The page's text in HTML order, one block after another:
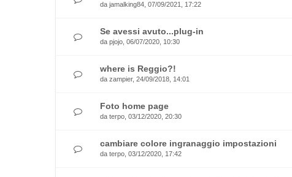
da jamalking84 , 07/09/2021, 17:22
Se avessi avuto...plug-in
da pjojo , 06/07/2020, 10:30
where is Reggio?!
da zampier, 24/09/2018, 14:01
Foto home page
da terpo , 03/12/2020, 20:30
cambiare colore ingranaggio impostazioni
da terpo , 03/12/2020, 17:42